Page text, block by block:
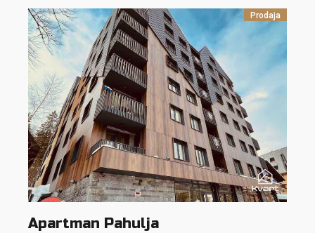
Prodaja
Apartman Pahulja